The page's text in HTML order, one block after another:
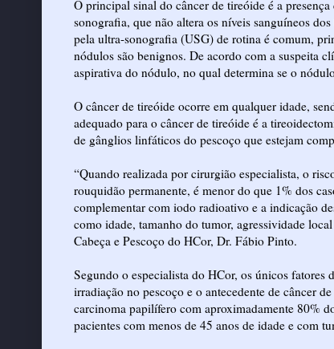
O principal sinal do câncer de tireóide é a
sonografia, que não altera os níveis sanguíneos
pela ultra-sonografia (USG) de rotina é comum,
nódulos são benignos. De acordo com a suspeita
aspirativa do nódulo, no qual determina se o
O câncer de tireóide ocorre em qualquer idade,
adequado para o câncer de tireóide é a
de gânglios linfáticos do pescoço que estejam
“Quando realizada por cirurgião especialista, o
rouquidão permanente, é menor do que 1% dos
complementar com iodo radioativo e a indicação
como idade, tamanho do tumor, agressividade
Cabeça e Pescoço do HCor, Dr. Fábio Pinto.
Segundo o especialista do HCor, os únicos fatores
irradiação no pescoço e o antecedente de câncer
carcinoma papilífero com aproximadamente 80%
pacientes com menos de 45 anos de idade e com